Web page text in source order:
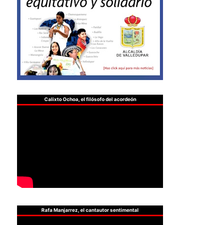
Calixto Ochoa, el filósofo del acordeón
Rafa Manjarrez, el cantautor sentimental